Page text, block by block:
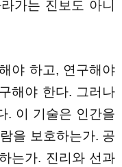
가는 진보도 아니
야 하고, 연구해야
해야 한다. 그러나
. 이 기술은 인간을
을 보호하는가. 공
는가. 진리와 선과